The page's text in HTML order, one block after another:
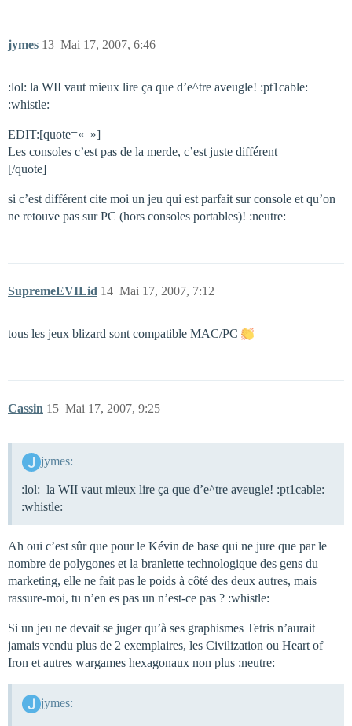
jymes Mai 17, 2007, 6:46
13
:lol: la WII vaut mieux lire ça que d’e^tre aveugle! :pt1cable:
:whistle:
EDIT:[quote=« »]
Les consoles c’est pas de la merde, c’est juste différent
[/quote]
si c’est différent cite moi un jeu qui est parfait sur console et qu’on
ne retouve pas sur PC (hors consoles portables)! :neutre:
SupremeEVILid Mai 17, 2007, 7:12
14
tous les jeux blizard sont compatible MAC/PC
Cassin Mai 17, 2007, 9:25
15
jymes:
:lol: la WII vaut mieux lire ça que d’e^tre aveugle! :pt1cable:
:whistle:
Ah oui c’est sûr que pour le Kévin de base qui ne jure que par le
nombre de polygones et la branlette technologique des gens du
marketing, elle ne fait pas le poids à côté des deux autres, mais
rassure-moi, tu n’en es pas un n’est-ce pas ? :whistle:
Si un jeu ne devait se juger qu’à ses graphismes Tetris n’aurait
jamais vendu plus de 2 exemplaires, les Civilization ou Heart of
Iron et autres wargames hexagonaux non plus :neutre:
jymes: